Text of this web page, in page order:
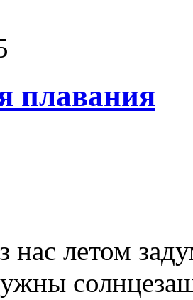
плавания
летом